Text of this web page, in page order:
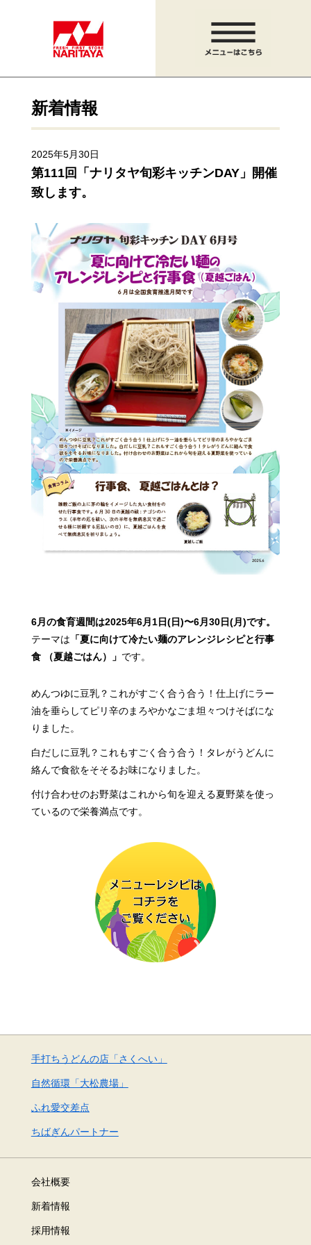
新着情報
2025年5月30日
第111回「ナリタヤ旬彩キッチンDAY」開催
致します。
6月の食育週間は2025年6月1日(日)〜6月30日(月)です。
テーマは 「夏に向けて冷たい麺のアレンジレシピと行事
食 （夏越ごはん）」 です。
めんつゆに豆乳？これがすごく合う合う！ 仕上げにラー
油を垂らしてピリ辛のまろやかなごま坦々つけそばにな
りました。
白だしに豆乳？これもすごく合う合う！ タレがうどんに
絡んで食欲をそそるお味になりました。
付け合わせのお野菜はこれから旬を迎える夏野菜を使っ
ているので栄養満点です。
手打ちうどんの店「さくへい」
自然循環「大松農場」
ふれ愛交差点
ちばぎんパートナー
会社概要
新着情報
採用情報